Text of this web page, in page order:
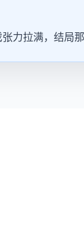
力拉满，结局